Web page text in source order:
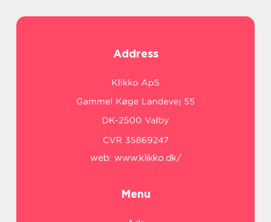
Address
web: www.klikko.dk/
Menu